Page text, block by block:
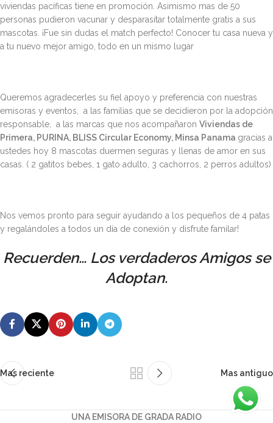
viviendas pacíficas tiene en promoción. Asimismo mas de 50
personas pudieron vacunar y desparasitar totalmente gratis a sus
mascotas. ¡Fue sin dudas el match perfecto! Conocer tu casa nueva y
a tu nuevo mejor amigo, todo en un mismo lugar
Queremos agradecerles su fiel apoyo y preferencia con nuestras
emisoras y eventos, a las familias que se decidieron por la adopción
responsable, a las marcas que nos acompañaron Viviendas de
Primera, PURINA, BLISS Circular Economy, Minsa Panama gracias a
ustedes hoy 8 mascotas duermen seguras y llenas de amor en sus
casas. ( 2 gatitos bebes, 1 gato adulto, 3 cachorros, 2 perros adultos)
Nos vemos pronto para seguir ayudando a los pequeños de 4 patas
y regalándoles a todos un día de conexión y disfrute familar!
Recuerden… Los verdaderos Amigos se
Adoptan.
Mas reciente Mas antiguo
UNA EMISORA DE GRADA RADIO